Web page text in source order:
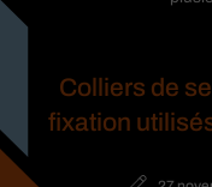
Colliers de
fixation